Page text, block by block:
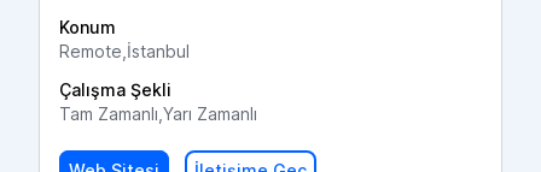
Konum
Remote,İstanbul
Çalışma Şekli
Tam Zamanlı,Yarı Zamanlı